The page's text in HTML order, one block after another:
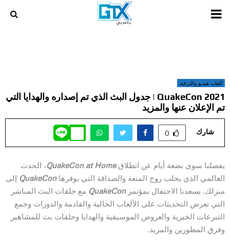
PRIMARY
ألعاب فيديو والترفيه
QuakeCon 2021 | جدول البث الذي تم إصداره والهدايا التي
تم الإعلان عنها والمزيد
شارك 0
يفصلنا سوى بضعة أيام عن انطلاقQuakeCon at Home، الحدث
العالمي الذي يجلب روح المتعة والصداقة التي يوفرهاQuakeCon إلى
منزلك. يسعدنا الاحتفال بمؤتمرQuakeCon مع حلقات البث المباشر
التي تعرض التحديثات على الألعاب الحالية والقادمة والدورات وجمع
التبرعات الخيرية والعروض الموسيقية والهدايا وحلقات بث للمشاهير
وفرق المطورين والمزيد.